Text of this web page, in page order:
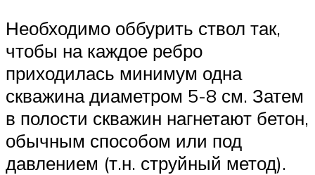
Необходимо оббурить ствол так,
чтобы на каждое ребро
приходилась минимум одна
скважина диаметром 5-8 см. Затем
в полости скважин нагнетают бетон,
обычным способом или под
давлением (т.н. струйный метод).